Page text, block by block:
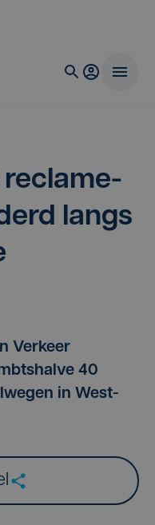
recla­me­
langs
Verkeer
40
in West-